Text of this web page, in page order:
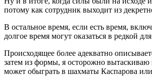
потому как сотрудник выходит из
В остальное время, если есть время,
долгое время могут оказаться в редкой
Происходящее более адекватно
затем из формы, я осторожно
может обыграть в шахматы Каспарова